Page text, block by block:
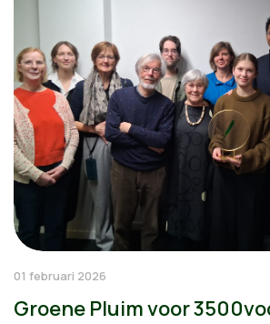
01 februari 2026
Groene Pluim voor